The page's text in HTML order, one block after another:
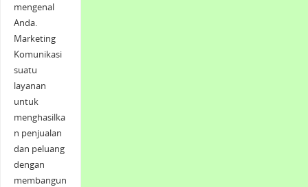
mengenal
Anda.
Marketing
Komunikasi
suatu
layanan
untuk
menghasilka
n penjualan
dan peluang
dengan
membangun